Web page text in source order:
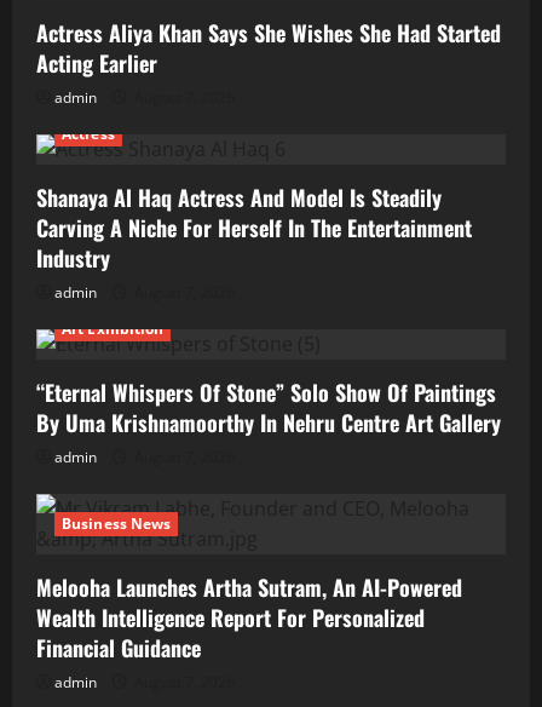
Actress Aliya Khan Says She Wishes She Had Started
Acting Earlier
admin
Actress
Shanaya Al Haq Actress And Model Is Steadily
Carving A Niche For Herself In The Entertainment
Industry
admin
Art Exhibition
“Eternal Whispers Of Stone” Solo Show Of Paintings
By Uma Krishnamoorthy In Nehru Centre Art Gallery
admin
Business News
Melooha Launches Artha Sutram, An AI-Powered
Wealth Intelligence Report For Personalized
Financial Guidance
admin